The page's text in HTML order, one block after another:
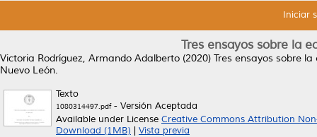
Iniciar
Tres ensayos sobre la
Victoria Rodríguez, Armando Adalberto (2020) Tres ensayos sobre
Nuevo León.
Texto
1080314497.pdf- Versión Aceptada
Available under License Creative Commons Attribution
Download (1MB)
Vista previa